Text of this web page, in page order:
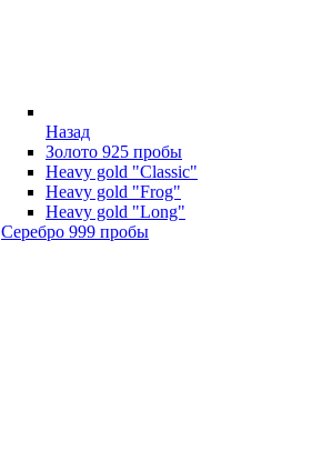
Назад
Золото 925 пробы
Heavy gold "Classic"
Heavy gold "Frog"
Heavy gold "Long"
Серебро 999 пробы